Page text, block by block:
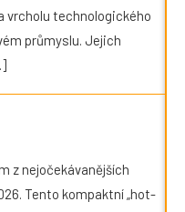
vrcholu technologického
průmyslu. Jejich
z nejočekávanějších
Tento kompaktní „hot-